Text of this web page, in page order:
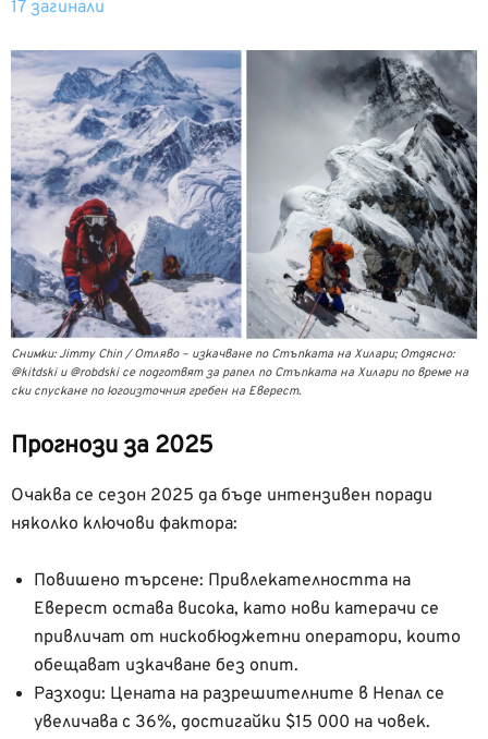
17 загинали
Снимки: Jimmy Chin / Отляво – изкачване по Стъпката на Хилари; Отдясно:
@kitdski и @robdski се подготвят за рапел по Стъпката на Хилари по време на
ски спускане по югоизточния гребен на Еверест.
Прогнози за 2025
Очаква се сезон 2025 да бъде интензивен поради
няколко ключови фактора:
Повишено търсене: Привлекателността на
Еверест остава висока, като нови катерачи се
привличат от нискобюджетни оператори, които
обещават изкачване без опит.
Разходи: Цената на разрешителните в Непал се
увеличава с 36%, достигайки $15 000 на човек.